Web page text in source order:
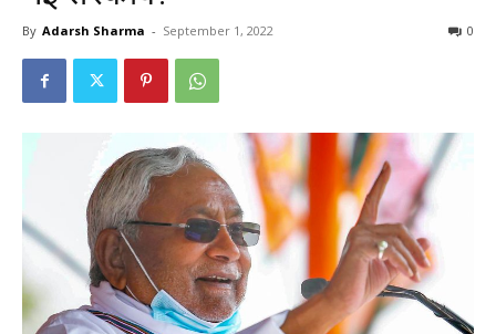
By Adarsh Sharma - September 1, 2022 0